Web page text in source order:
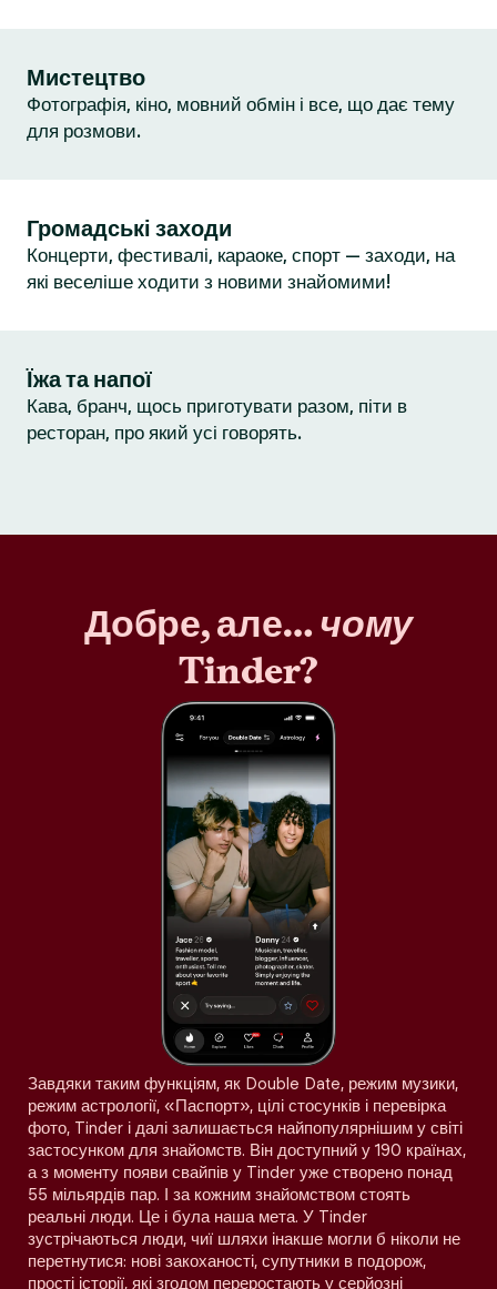
Мистецтво
Фотографія, кіно, мовний обмін і все, що дає тему
для розмови.
Громадські заходи
Концерти, фестивалі, караоке, спорт — заходи, на
які веселіше ходити з новими знайомими!
Їжа та напої
Кава, бранч, щось приготувати разом, піти в
ресторан, про який усі говорять.
Добре, але…чому
Tinder?
Завдяки таким функціям, як Double Date, режим музики,
режим астрології, «Паспорт», цілі стосунків і перевірка
фото, Tinder і далі залишається найпопулярнішим у світі
застосунком для знайомств. Він доступний у 190 країнах,
а з моменту появи свайпів у Tinder уже створено понад
55 мільярдів пар. І за кожним знайомством стоять
реальні люди. Це і була наша мета. У Tinder
зустрічаються люди, чиї шляхи інакше могли б ніколи не
перетнутися: нові закоханості, супутники в подорож,
прості історії, які згодом переростають у серйозні